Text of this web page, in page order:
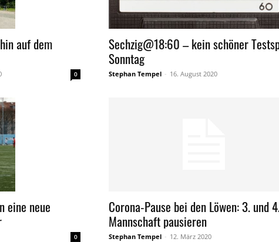
auf dem
0
Sechzig@18:60 – kein schöner
Sonntag
Stephan Tempel - 16. August 2020
eine neue
0
Corona-Pause bei den Löwen: 3. und
Mannschaft pausieren
Stephan Tempel - 12. März 2020